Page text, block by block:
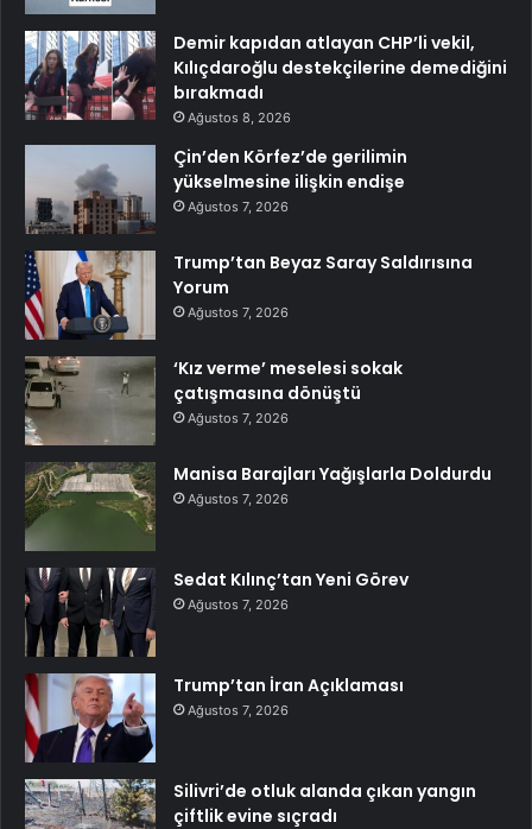
Demir kapıdan atlayan CHP’li vekil,
Kılıçdaroğlu destekçilerine demediğini
bırakmadı
Ağustos 8, 2026
Çin’den Körfez’de gerilimin
yükselmesine ilişkin endişe
Ağustos 7, 2026
Trump’tan Beyaz Saray Saldırısına
Yorum
Ağustos 7, 2026
‘Kız verme’ meselesi sokak
çatışmasına dönüştü
Ağustos 7, 2026
Manisa Barajları Yağışlarla Doldurdu
Ağustos 7, 2026
Sedat Kılınç’tan Yeni Görev
Ağustos 7, 2026
Trump’tan İran Açıklaması
Ağustos 7, 2026
Silivri’de otluk alanda çıkan yangın
çiftlik evine sıçradı